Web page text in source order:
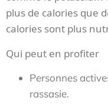
plus de calories que
calories sont plus
Qui peut en profiter
Personnes
rassasie.